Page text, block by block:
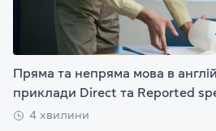
Пряма та непряма мова в
приклади Direct та Reported
4 хвилини